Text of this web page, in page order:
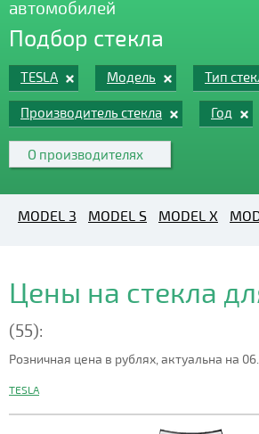
автомобилей
Подбор стекла
TESLA Модель Тип
Производитель стекла Год
О производителях
MODEL 3 MODEL S MODEL X
Цены на стекла
(55):
Розничная цена в рублях, актуальна на
TESLA